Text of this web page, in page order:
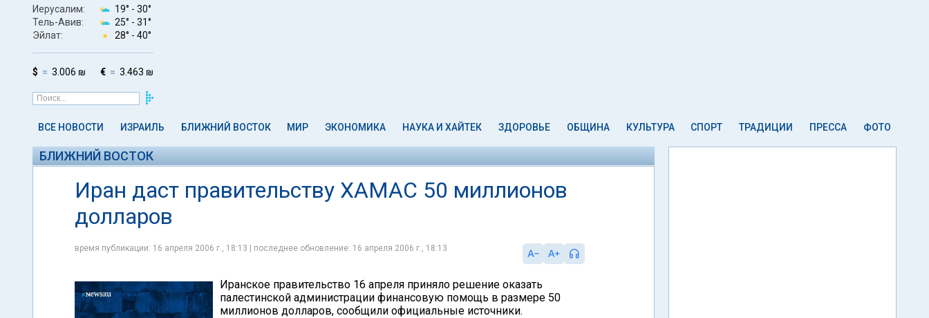
Иерусалим: 19° - 30°
Тель-Авив:
25° - 31°
Эйлат:
28° - 40°
$ 3.006 ₪ € 3.463 ₪
ВСЕ НОВОСТИ ИЗРАИЛЬ БЛИЖНИЙ ВОСТОК МИР ЭКОНОМИКА НАУКА И ХАЙТЕК ЗДОРОВЬЕ ОБЩИНА КУЛЬТУРА СПОРТ ТРАДИЦИИ ПРЕССА ФОТО
БЛИЖНИЙ ВОСТОК
Иран даст правительству ХАМАС 50 миллионов
долларов
время публикации: 16 апреля 2006 г., 18:13 | последнее обновление: 16 апреля 2006 г., 18:13
Иранское правительство 16 апреля приняло решение оказать
палестинской администрации финансовую помощь в размере 50
миллионов долларов, сообщили официальные источники.